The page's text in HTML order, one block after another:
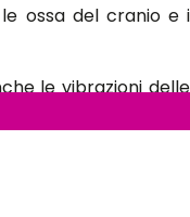
ossa del cranio e i
le vibrazioni delle
da una